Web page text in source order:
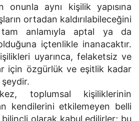
onunla aynı kişilik yapısına
ortadan kaldırılabileceğini
anlamıyla aptal ya da
içtenlikle inanacaktır.
uyarınca, felaketsiz ve
için özgürlük ve eşitlik kadar
şeydir.
toplumsal kişiliklerinin
kendilerini etkilemeyen belli
olarak kabul edilirler; bu